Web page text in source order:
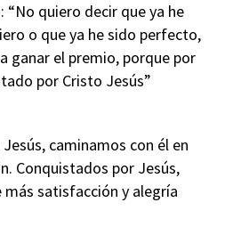
“No quiero decir que ya he
o que ya he sido perfecto,
ganar el premio, porque por
por Cristo Jesús”
caminamos con él en
Conquistados por Jesús,
satisfacción y alegría